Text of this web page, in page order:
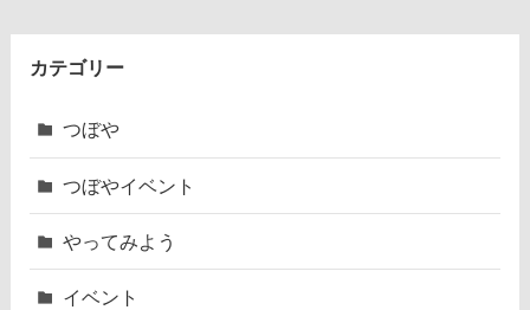
カテゴリー
つぼや
つぼやイベント
やってみよう
イベント